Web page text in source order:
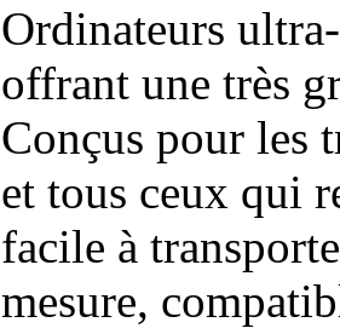
Ordinateurs
offrant une très
Conçus pour les
et tous ceux qui
facile à
mesure,